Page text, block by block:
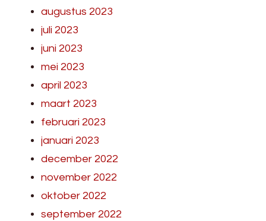
augustus 2023
juli 2023
juni 2023
mei 2023
april 2023
maart 2023
februari 2023
januari 2023
december 2022
november 2022
oktober 2022
september 2022